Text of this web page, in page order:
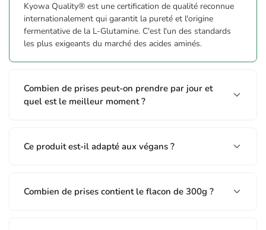
des jeunes enfants. Les compléments alimentaires ne doivent
pas être utilisés comme substitut d'un régime alimentaire
équilibré. Ne pas dépasser la dose quotidienne expressément
recommandée.
Kyowa Quality® est une certification de qualité reconnue
internationalement qui garantit la pureté et l'origine
fermentative de la L-Glutamine. C'est l'un des standards
les plus exigeants du marché des acides aminés.
Combien de prises peut-on prendre par jour et
quel est le meilleur moment ?
Ce produit est-il adapté aux végans ?
Combien de prises contient le flacon de 300g ?